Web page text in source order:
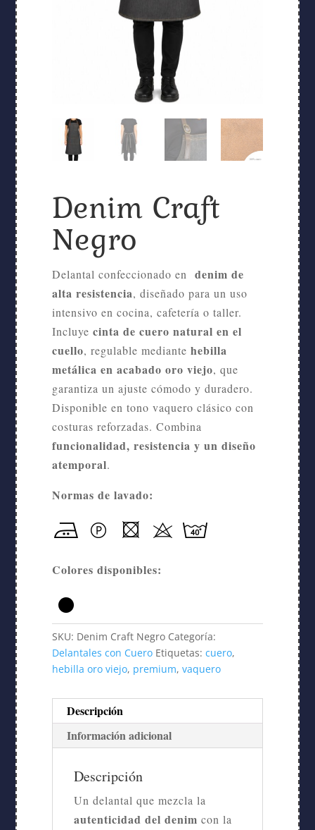
Denim Craft
Negro
Delantal confeccionado en denim de
alta resistencia, diseñado para un uso
intensivo en cocina, cafetería o taller.
Incluye cinta de cuero natural en el
cuello, regulable mediante hebilla
metálica en acabado oro viejo, que
garantiza un ajuste cómodo y duradero.
Disponible en tono vaquero clásico con
costuras reforzadas. Combina
funcionalidad, resistencia y un diseño
atemporal.
Normas de lavado:
Colores disponibles:
SKU: Denim Craft Negro Categoría:
Delantales con Cuero Etiquetas: cuero,
hebilla oro viejo, premium, vaquero
Descripción
Información adicional
Descripción
Un delantal que mezcla la
autenticidad del denim con la